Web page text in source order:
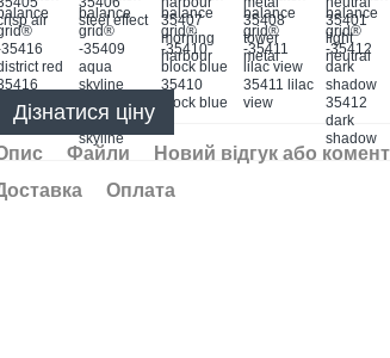
Дізнатися ціну
Файли
Новий відгук або
Оплата